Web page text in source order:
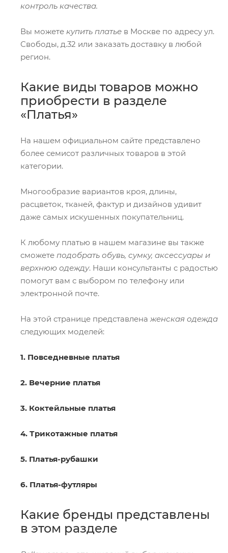
контроль качества.
Вы можете купить платье в Москве по адресу ул.
Свободы, д.32 или заказать доставку в любой
регион.
Какие виды товаров можно
приобрести в разделе
«Платья»
На нашем официальном сайте представлено
более семисот различных товаров в этой
категории.
Многообразие вариантов кроя, длины,
расцветок, тканей, фактур и дизайнов удивит
даже самых искушенных покупательниц.
К любому платью в нашем магазине вы также
сможете подобрать обувь, сумку, аксессуары и
верхнюю одежду. Наши консультанты с радостью
помогут вам с выбором по телефону или
электронной почте.
На этой странице представлена женская одежда
следующих моделей:
1. Повседневные платья
2. Вечерние платья
3. Коктейльные платья
4. Трикотажные платья
5. Платья-рубашки
6. Платья-футляры
Какие бренды представлены
в этом разделе